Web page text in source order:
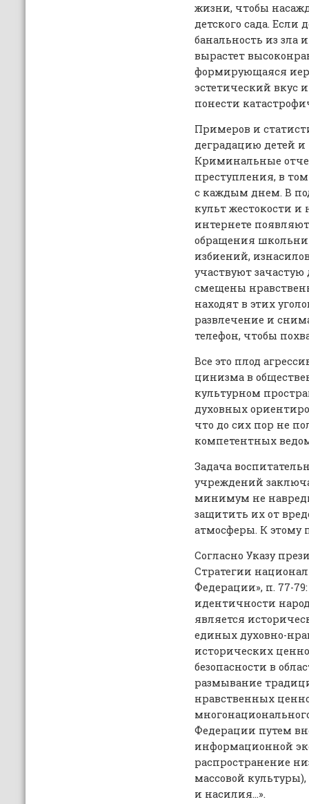
жизни, чтобы
детского сада. Если
банальность из зла
вырастет
формирующаяся
эстетический вкус
понести
Примеров и
деградацию детей и
Криминальные
преступления, в
с каждым днем. В
культ жестокости и
интернете
обращения
избиений,
участвуют зачастую
смещены
находят в этих
развлечение и
телефон, чтобы
Все это плод
цинизма в
культурном
духовных
что до сих пор не
компетентных
Задача
учреждений
минимум не
защитить их от
атмосферы. К этому
Согласно Указу
Стратегии
Федерации», п. 77-
идентичности
является
единых духовно-
исторических
безопасности в
размывание
нравственных
Федерации путем
информационной
распространение
массовой
и насилия…».